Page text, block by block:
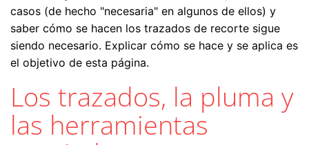
casos (de hecho "necesaria" en algunos de ellos) y
saber cómo se hacen los trazados de recorte sigue
siendo necesario. Explicar cómo se hace y se aplica es
el objetivo de esta página.
Los trazados, la pluma y
las herramientas